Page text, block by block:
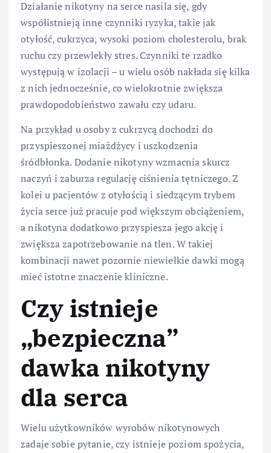
Działanie nikotyny na serce nasila się, gdy
współistnieją inne czynniki ryzyka, takie jak
otyłość, cukrzyca, wysoki poziom cholesterolu, brak
ruchu czy przewlekły stres. Czynniki te rzadko
występują w izolacji – u wielu osób nakłada się kilka
z nich jednocześnie, co wielokrotnie zwiększa
prawdopodobieństwo zawału czy udaru.
Na przykład u osoby z cukrzycą dochodzi do
przyspieszonej miażdżycy i uszkodzenia
śródbłonka. Dodanie nikotyny wzmacnia skurcz
naczyń i zaburza regulację ciśnienia tętniczego. Z
kolei u pacjentów z otyłością i siedzącym trybem
życia serce już pracuje pod większym obciążeniem,
a nikotyna dodatkowo przyspiesza jego akcję i
zwiększa zapotrzebowanie na tlen. W takiej
kombinacji nawet pozornie niewielkie dawki mogą
mieć istotne znaczenie kliniczne.
Czy istnieje
„bezpieczna”
dawka nikotyny
dla serca
Wielu użytkowników wyrobów nikotynowych
zadaje sobie pytanie, czy istnieje poziom spożycia,